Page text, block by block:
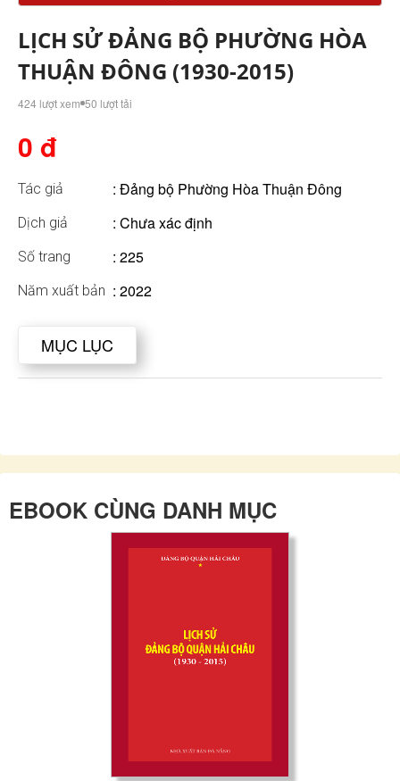
LỊCH SỬ ĐẢNG BỘ PHƯỜNG HÒA
THUẬN ĐÔNG (1930-2015)
424 lượt xem 50 lượt tải
0 đ
Tác giả : Đảng bộ Phường Hòa Thuận Đông
Dịch giả : Chưa xác định
Số trang : 225
Năm xuất bản : 2022
MỤC LỤC
EBOOK CÙNG DANH MỤC